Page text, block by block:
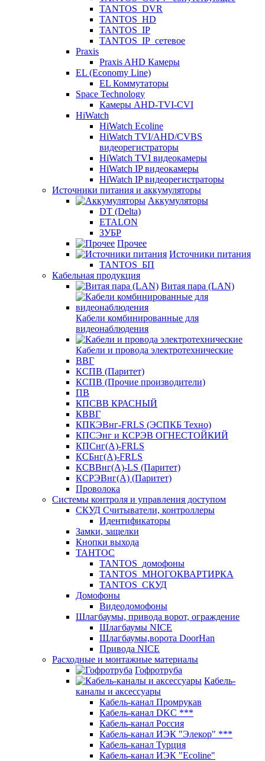
TANTOS_DVR
TANTOS_HD
TANTOS_IP
TANTOS_IP_сетевое
Praxis
Praxis AHD Камеры
EL (Economy Line)
EL Коммутаторы
Space Technology
Камеры AHD-TVI-CVI
HiWatch
HiWatch Ecoline
HiWatch TVI/AHD/CVBS
видеорегистраторы
HiWatch TVI видеокамеры
HiWatch IP видеокамеры
HiWatch IP видеорегистраторы
Источники питания и аккумуляторы
Аккумуляторы
DT (Delta)
ETALON
ЗУБР
Прочее
Источники питания
TANTOS_БП
Кабельная продукция
Витая пара (LAN)
Кабели комбинированные для
видеонаблюдения
Кабели и провода электротехнические
ВВГ
КСПВ (Паритет)
КСПВ (Прочие производители)
ПВ
КПСВВ КРАСНЫЙ
КВВГ
КПКЭВнг-FRLS (ЭСПКБ Техно)
КПСЭнг и КСРЭВ ОГНЕСТОЙКИЙ
КПСнг(А)-FRLS
КСБнг(А)-FRLS
КСВВнг(А)-LS (Паритет)
КСРЭВнг(А) (Паритет)
Проволока
Системы контроля и управления доступом
СКУД Считыватели, контроллеры
Идентификаторы
Замки, защелки
Кнопки выхода
ТАНТОС
TANTOS_домофоны
TANTOS_МНОГОКВАРТИРКА
TANTOS_СКУД
Домофоны
Видеодомофоны
Шлагбаумы, привода ворот, ограждение
Шлагбаумы NICE
Шлагбаумы,ворота DoorHan
Привода NICE
Расходные и монтажные материалы
Гофротруба
Кабель-
каналы и аксессуары
Кабель-канал Промрукав
Кабель-канал DKC ***
Кабель-канал Россия
Кабель-канал ИЭК "Элекор" ***
Кабель-канал Турция
Кабель-канал ИЭК "Ecoline"